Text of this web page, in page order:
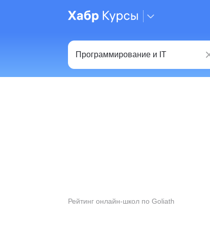
Рейтинг онлайн-школ по Goliath